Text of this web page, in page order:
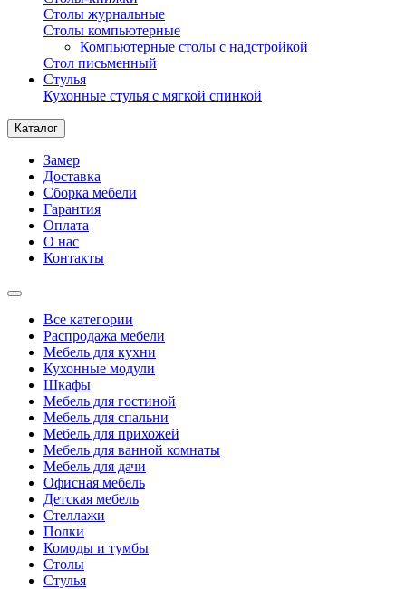
Столы журнальные
Столы компьютерные
Компьютерные столы с надстройкой
Стол письменный
Стулья
Кухонные стулья с мягкой спинкой
Каталог
Замер
Доставка
Сборка мебели
Гарантия
Оплата
О нас
Контакты
Все категории
Распродажа мебели
Мебель для кухни
Кухонные модули
Шкафы
Мебель для гостиной
Мебель для спальни
Мебель для прихожей
Мебель для ванной комнаты
Мебель для дачи
Офисная мебель
Детская мебель
Стеллажи
Полки
Комоды и тумбы
Столы
Стулья